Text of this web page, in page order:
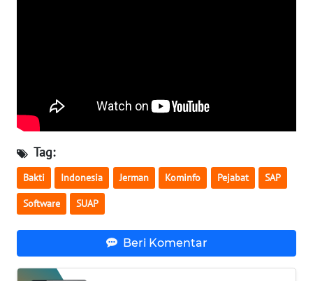
Tag:
Bakti Indonesia Jerman Kominfo Pejabat SAP
Software SUAP
Beri Komentar
SULTRA
WN
NTB
SULTENG